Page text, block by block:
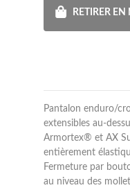
RETIRER
Pantalon enduro/
extensibles au-
Armortex® et AX
entièrement
Fermeture par
au niveau des